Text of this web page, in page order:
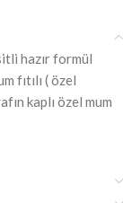
hazır formül
fıtılı ( özel
kaplı özel mum